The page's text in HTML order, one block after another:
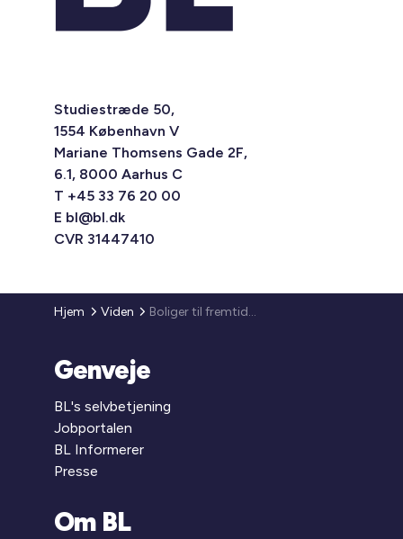
Studiestræde 50,
1554 København V
Mariane Thomsens Gade 2F,
6.1, 8000 Aarhus C
T +45 33 76 20 00
E bl@bl.dk
CVR 31447410
Hjem Viden Boliger til fremtidens behov
Genveje
BL's selvbetjening
Jobportalen
BL Informerer
Presse
Om BL